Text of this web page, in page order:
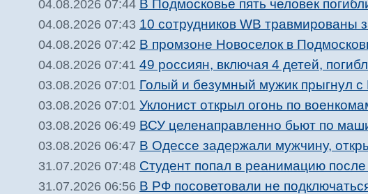
04.08.2026 07:44 В Подмосковье пять человек
04.08.2026 07:43 10 сотрудников WB травмированы
04.08.2026 07:42 В промзоне Новоселок в
04.08.2026 07:41 49 россиян, включая 4 детей,
03.08.2026 07:01 Голый и безумный мужик прыгнул
03.08.2026 07:01 Уклонист открыл огонь по
03.08.2026 06:49 ВСУ целенаправленно бьют по
03.08.2026 06:47 В Одессе задержали мужчину,
31.07.2026 07:48 Студент попал в реанимацию
31.07.2026 06:56 В РФ посоветовали не